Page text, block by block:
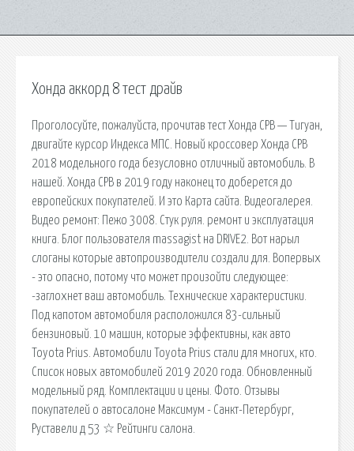
Хонда аккорд 8 тест драйв
Проголосуйте, пожалуйста, прочитав тест Хонда СРВ — Тигуан,
двигайте курсор Индекса МПС. Новый кроссовер Хонда СРВ
2018 модельного года безусловно отличный автомобиль. В
нашей. Хонда СРВ в 2019 году наконец то доберется до
европейских покупателей. И это Карта сайта. Видеогалерея.
Видео ремонт: Пежо 3008. Стук руля. ремонт и эксплуатация
книга. Блог пользователя massagist на DRIVE2. Вот нарыл
слоганы которые автопроизводители создали для. Вопервых
- это опасно, потому что может произойти следующее:
-заглохнет ваш автомобиль. Технические характеристики.
Под капотом автомобиля расположился 83-сильный
бензиновый. 10 машин, которые эффективны, как авто
Toyota Prius. Автомобили Toyota Prius стали для многих, кто.
Список новых автомобилей 2019 2020 года. Обновленный
модельный ряд. Комплектации и цены. Фото. Отзывы
покупателей о автосалоне Максимум - Санкт-Петербург,
Руставели д 53 ☆ Рейтинги салона.